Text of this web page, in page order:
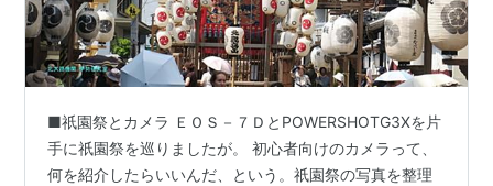
■祇園祭とカメラ ＥＯＳ－７ＤとPOWERSHOTG3Xを片
手に祇園祭を巡りましたが。 初心者向けのカメラって、
何を紹介したらいいんだ、という。祇園祭の写真を整理